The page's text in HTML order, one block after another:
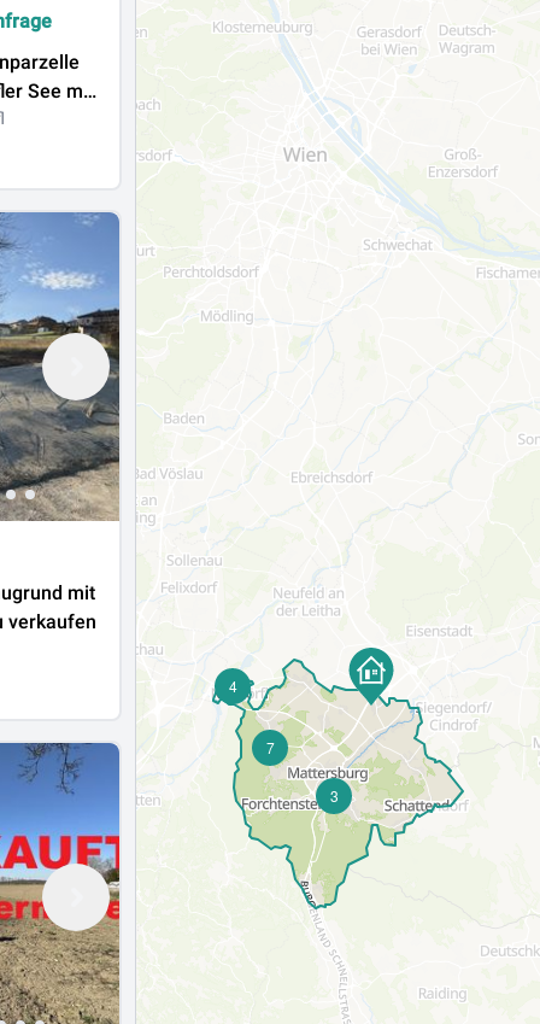
See mit
mit
zu verkaufen
4
3
7